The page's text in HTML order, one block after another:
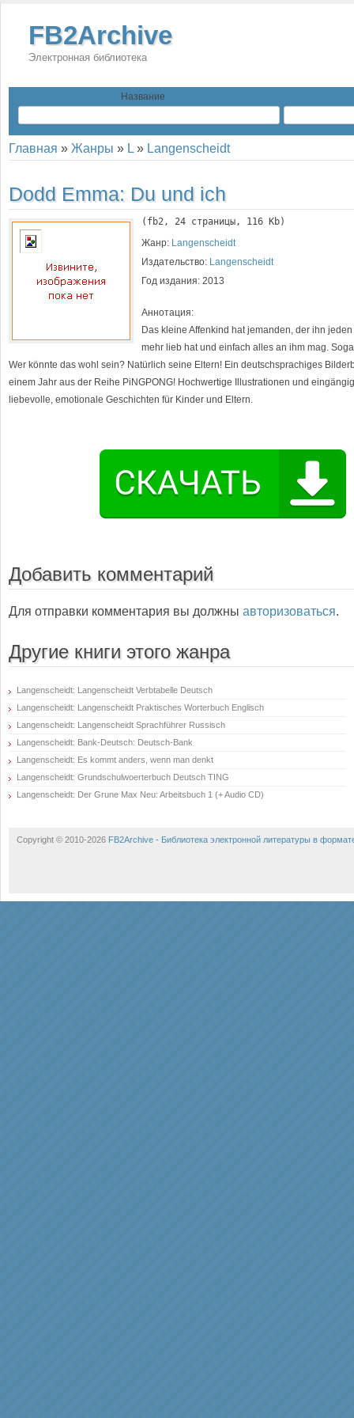
FB2Archive
Электронная библиотека
Название
Главная » Жанры » L » Langenscheidt
Dodd Emma: Du und ich
( fb2, 24 страницы, 116 Kb)
Жанр: Langenscheidt
Издательство: Langenscheidt
Год издания: 2013
Аннотация:
Das kleine Affenkind hat jemanden, der ihn
mehr lieb hat und einfach alles an ihm mag.
Wer könnte das wohl sein? Natürlich seine Eltern! Ein deutschsprachiges
einem Jahr aus der Reihe PiNGPONG! Hochwertige Illustrationen und
liebevolle, emotionale Geschichten für Kinder und Eltern.
Добавить комментарий
Для отправки комментария вы должны авторизоваться.
Другие книги этого жанра
Langenscheidt: Langenscheidt Verbtabelle Deutsch
Langenscheidt: Langenscheidt Praktisches Worterbuch Englisch
Langenscheidt: Langenscheidt Sprachführer Russisch
Langenscheidt: Bank-Deutsch: Deutsch-Bank
Langenscheidt: Es kommt anders, wenn man denkt
Langenscheidt: Grundschulwoerterbuch Deutsch TING
Langenscheidt: Der Grune Max Neu: Arbeitsbuch 1 (+ Audio CD)
Copyright © 2010-2026 FB2Archive - Библиотека электронной литературы в